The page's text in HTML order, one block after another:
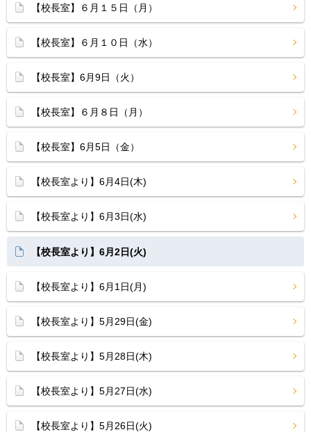
【校長室】６月１５日（月）
【校長室】６月１０日（水）
【校長室】6月9日（火）
【校長室】６月８日（月）
【校長室】6月5日（金）
【校長室より】6月4日(木)
【校長室より】6月3日(水)
【校長室より】6月2日(火)
【校長室より】6月1日(月)
【校長室より】5月29日(金)
【校長室より】5月28日(木)
【校長室より】5月27日(水)
【校長室より】5月26日(火)